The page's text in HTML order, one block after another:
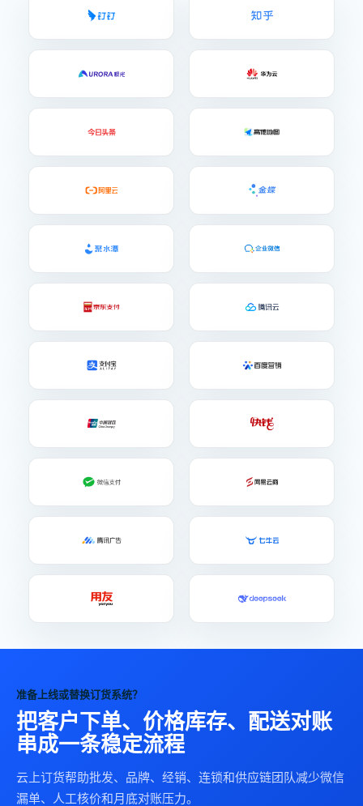
准备上线或替换订货系统？
把客户下单、价格库存、配送对账
串成一条稳定流程
云上订货帮助批发、品牌、经销、连锁和供应链团队减少微信
漏单、人工核价和月底对账压力。